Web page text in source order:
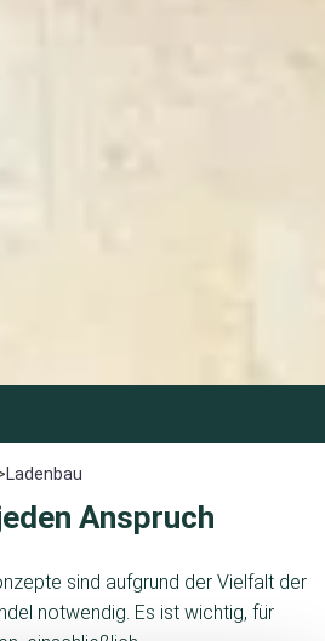
Ladenbau
Anspruch
sind aufgrund der Vielfalt der
notwendig. Es ist wichtig, für